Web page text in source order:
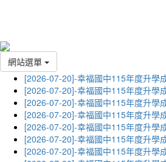
網站選單
[2026-07-20]-幸福國中115年度升學
[2026-07-20]-幸福國中115年度升學
[2026-07-20]-幸福國中115年度升學
[2026-07-20]-幸福國中115年度升學
[2026-07-20]-幸福國中115年度升學
[2026-07-20]-幸福國中115年度升學
[2026-07-20]-幸福國中115年度升學